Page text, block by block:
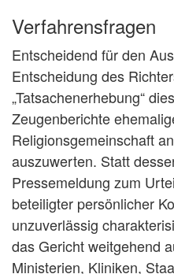
Verfahrensfragen
Entscheidend für den
Entscheidung des
„Tatsachenerhebung“
Zeugenberichte
Religionsgemeinschaft
auszuwerten. Statt
Pressemeldung zum
beteiligter persönlicher
unzuverlässig
das Gericht weitgehend
Ministerien, Kliniken,